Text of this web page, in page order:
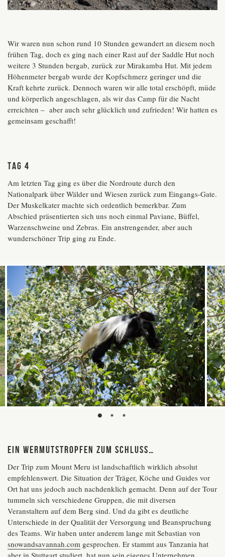
Wir waren nun schon rund 10 Stunden gewandert an diesem noch
frühen Tag, doch es ging nach einer Rast auf der Saddle Hut noch
weitere 3 Stunden bergab, zurück zur Mirakamba Hut. Mit jedem
Höhenmeter bergab wurde der Kopfschmerz geringer und die
Kraft kehrte zurück. Dennoch waren wir alle total erschöpft, müde
und körperlich angeschlagen, als wir das Camp für die Nacht
erreichten – aber auch sehr glücklich und zufrieden! Wir hatten es
gemeinsam geschafft!
Tag 4
Am letzten Tag ging es über die Nordroute durch den
Nationalpark über Wälder und Wiesen zurück zum Eingangs-Gate.
Der Muskelkater machte sich ordentlich bemerkbar. Zum
Abschied präsentierten sich uns noch einmal Paviane, Büffel,
Warzenschweine und Zebras. Ein anstrengender, aber auch
wunderschöner Trip ging zu Ende.
Ein Wermutstropfen zum Schluss…
Der Trip zum Mount Meru ist landschaftlich wirklich absolut
empfehlenswert. Die Situation der Träger, Köche und Guides vor
Ort hat uns jedoch auch nachdenklich gemacht. Denn auf der Tour
tummeln sich verschiedene Gruppen, die mit diversen
Veranstaltern auf dem Berg sind. Und da gibt es deutliche
Unterschiede in der Qualität der Versorgung und Beanspruchung
des Teams. Wir haben unter anderem lange mit Sebastian von
snowandsavannah.com gesprochen. Er stammt aus Tanzania hat
aber in Stuttgart studiert, hat nun sein eigenes Unternehmen